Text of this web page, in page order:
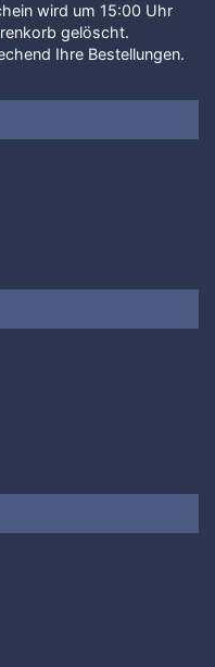
wird um 15:00 Uhr
gelöscht.
Ihre Bestellungen.